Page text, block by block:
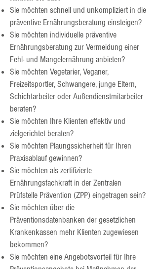
Sie möchten schnell und unkompliziert in die
präventive Ernährungsberatung einsteigen?
Sie möchten individuelle präventive
Ernährungsberatung zur Vermeidung einer
Fehl- und Mangelernährung anbieten?
Sie möchten Vegetarier, Veganer,
Freizeitsportler, Schwangere, junge Eltern,
Schichtarbeiter oder Außendienstmitarbeiter
beraten?
Sie möchten Ihre Klienten effektiv und
zielgerichtet beraten?
Sie möchten Plaungssicherheit für Ihren
Praxisablauf gewinnen?
Sie möchten als zertifizierte
Ernährungsfachkraft in der Zentralen
Prüfstelle Prävention (ZPP) eingetragen sein?
Sie möchten über die
Präventionsdatenbanken der gesetzlichen
Krankenkassen mehr Klienten zugewiesen
bekommen?
Sie möchten eine Angebotsvorteil für Ihre